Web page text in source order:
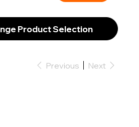
Product Selection
Previous Next